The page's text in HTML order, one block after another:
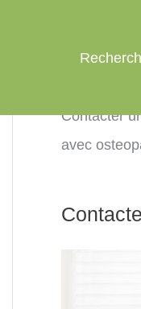
Contacter
avec